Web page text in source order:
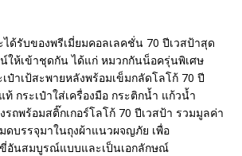
ด้รับของพรีเมี่ยมคอลเลคชั่น 70 ปีเวสป้าสุด
ให้เข้าชุดกัน ได้แก่ หมวกกันน็อครุ่นพิเศษ
ป๋าเป้สะพายหลังพร้อมเข็มกลัดโลโก้ 70 ปี
กระเป๋าใส่เครื่องมือ กระติกน้ำ แก้วน้ำ
รถพร้อมสติ๊กเกอร์โลโก้ 70 ปีเวสป้า รวมมูลค่า
ดบรรจุมาในถุงผ้าแนวผจญภัย เพื่อ
อันสมบูรณ์แบบและเป็นเอกลักษณ์